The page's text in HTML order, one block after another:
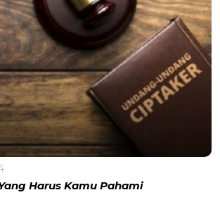
Harus Kamu Pahami